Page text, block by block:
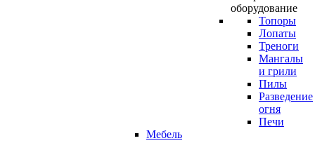
оборудование
Топоры
Лопаты
Треноги
Мангалы
и грили
Пилы
Разведение
огня
Печи
Мебель